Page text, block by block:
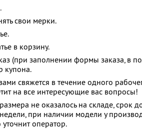
свои мерки.
в корзину.
(при заполнении формы заказа, в
купона.
свяжется в течение одного
на все интересующие вас вопросы!
не оказалось на складе, срок
при наличии модели у
оператор.